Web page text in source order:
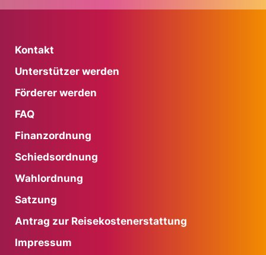
Kontakt
Unterstützer werden
Förderer werden
FAQ
Finanzordnung
Schiedsordnung
Wahlordnung
Satzung
Antrag zur Reisekostenerstattung
Impressum